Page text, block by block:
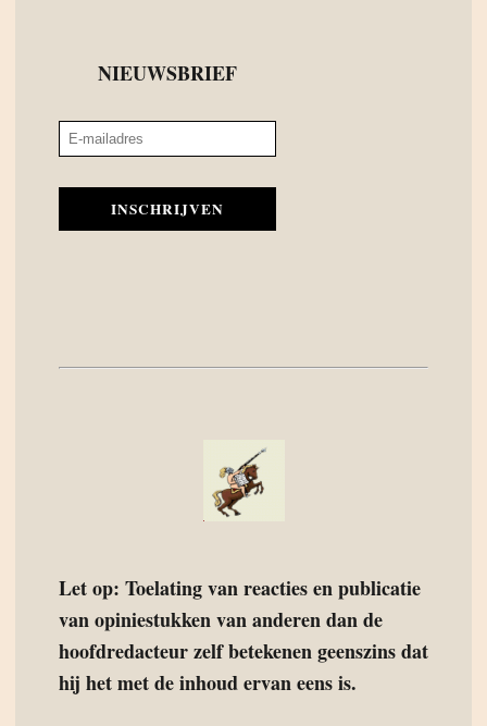
NIEUWSBRIEF
INSCHRIJVEN
Let op: Toelating van reacties en publicatie
van opiniestukken van anderen dan de
hoofdredacteur zelf betekenen geenszins dat
hij het met de inhoud ervan eens is.